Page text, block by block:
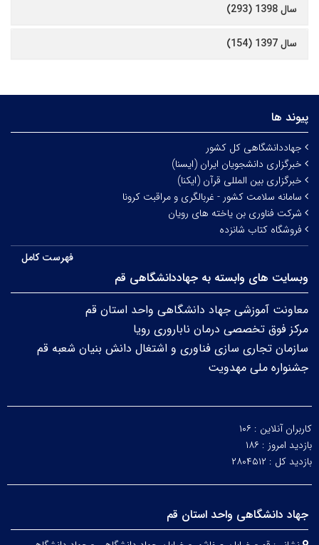
سال 1398 (293)
سال 1397 (154)
پیوند ها
جهاددانشگاهی کل کشور
خبرگزاری دانشجویان ایران (ایسنا)
خبرگزاری بین المللی قرآن (ایکنا)
سامانه سلامت کشور - غربالگری و مراقبت کرونا
شرکت فناوری بن یاخته های رویان
فروشگاه کتاب شانزده
فهرست کامل
وبسایت های وابسته به جهاددانشگاهی قم
معاونت آموزشی جهاد دانشگاهی واحد استان قم
مرکز فوق تخصصی درمان ناباروری رویا
سازمان تجاری سازی فناوری و اشتغال دانش بنیان شعبه قم
جشنواره ملی مهدویت
کاربران آنلاین : ۱۰۶
بازدید امروز : ۱۸۶
بازدید کل : ۲۸۰۴۵۱۲
جهاد دانشگاهی واحد استان قم